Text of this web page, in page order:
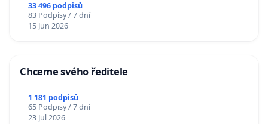
33 496 podpisů
83 Podpisy / 7 dní
15 Jun 2026
Chceme svého ředitele
1 181 podpisů
65 Podpisy / 7 dní
23 Jul 2026